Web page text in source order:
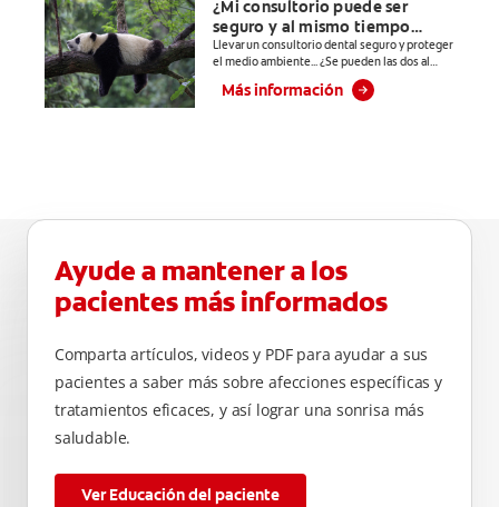
****Ayuda a
prevenir
problemas
sarro y mal
¿Mi consultorio puede ser
seguro y al mismo tiempo
responsable con el medio
ambiente?
Llevar un consultorio dental seguro y proteger
el medio ambiente... ¿Se pueden las dos al
mismo tiempo? En este artículo les
explicamos a las y los estudiantes de
Más información
Ayude a mantener a los
pacientes más informados
Comparta artículos, videos y PDF para ayudar a sus
pacientes a saber más sobre afecciones específicas y
tratamientos eficaces, y así lograr una sonrisa más
saludable.
Ver Educación del paciente